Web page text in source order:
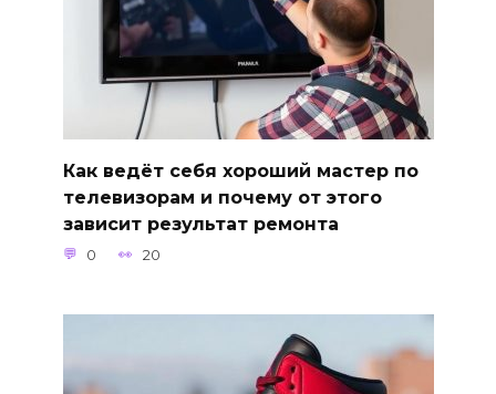
Как ведёт себя хороший мастер по
телевизорам и почему от этого
зависит результат ремонта
0 20